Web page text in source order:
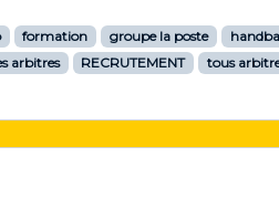
formation groupe la poste
arbitres RECRUTEMENT
tous